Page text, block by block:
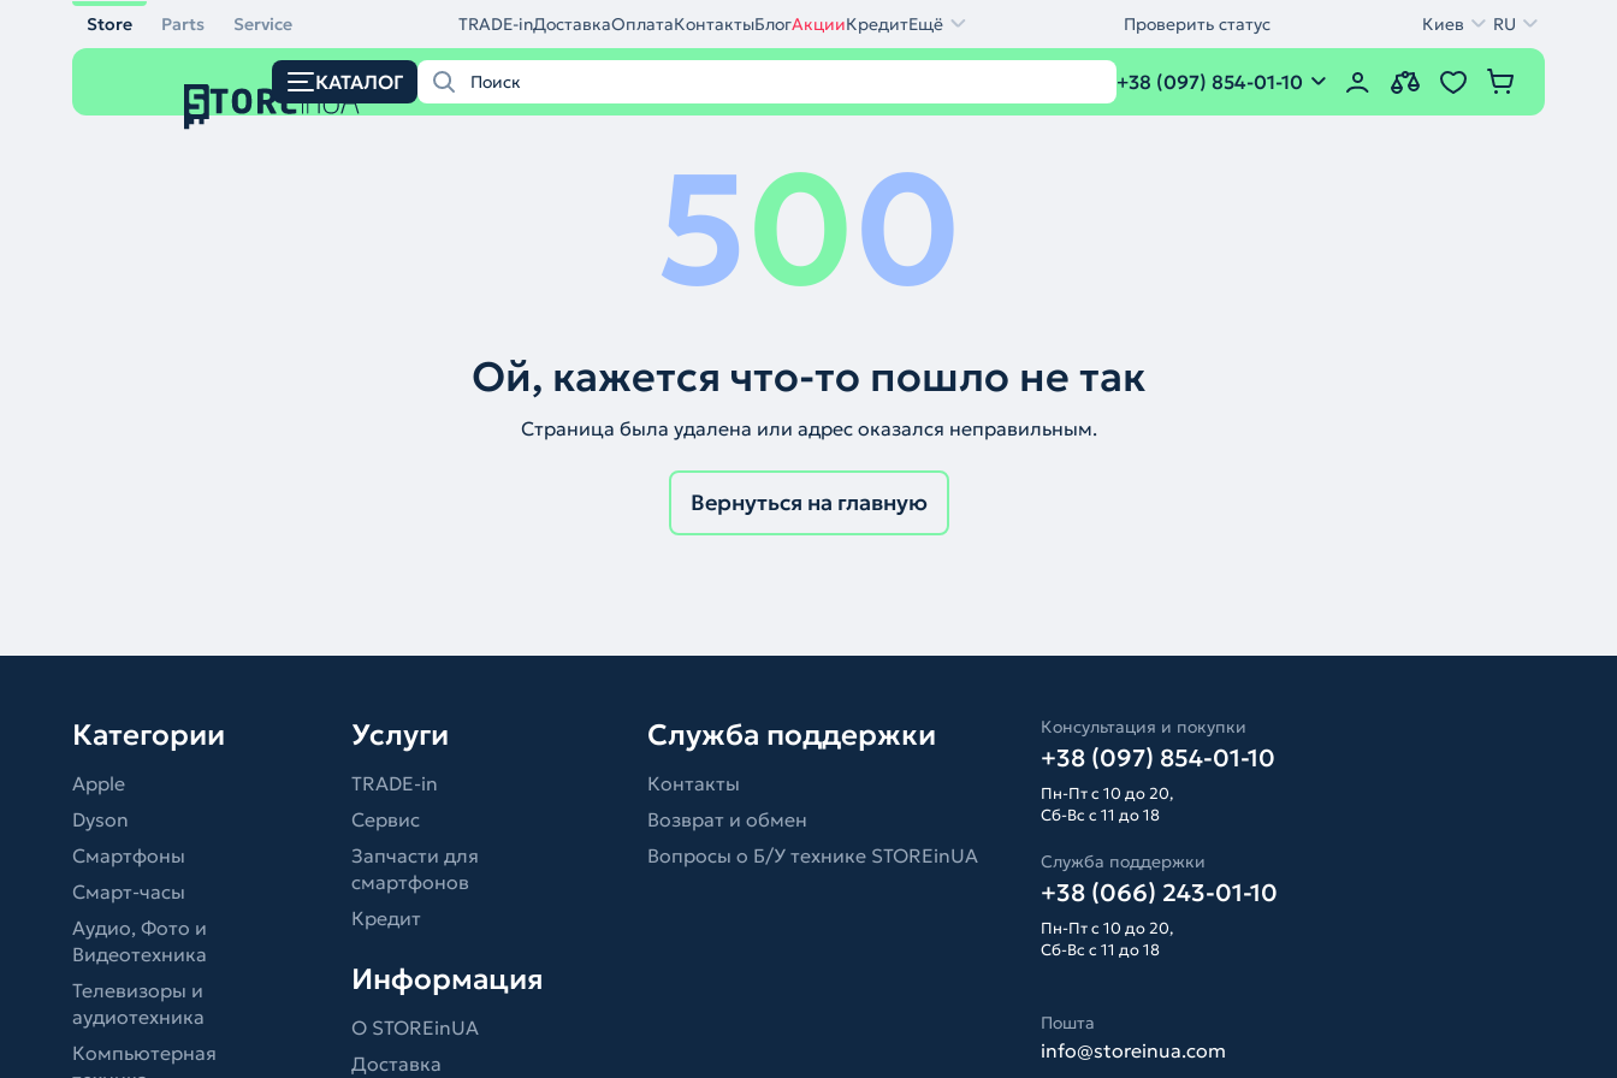
Store Parts Service TRADE-inДоставкаОплатаКонтактыБлогАкцииКредитЕщё Проверить статус Киев RU
КАТАЛОГ +38 (097) 854-01-10
500
Ой, кажется что-то пошло не так
Страница была удалена или адрес оказался неправильным.
Вернуться на главную
Категории
Apple
Dyson
Смартфоны
Смарт-часы
Аудио, Фото и
Видеотехника
Телевизоры и
аудиотехника
Компьютерная
Услуги
TRADE-in
Сервис
Запчасти для
смартфонов
Кредит
Информация
О STOREinUA
Доставка
Служба поддержки
Контакты
Возврат и обмен
Вопросы о Б/У технике STOREinUA
Консультация и покупки
+38 (097) 854-01-10
Пн-Пт с 10 до 20,
Сб-Вс с 11 до 18
Служба поддержки
+38 (066) 243-01-10
Пн-Пт с 10 до 20,
Сб-Вс с 11 до 18
Пошта
info@storeinua.com